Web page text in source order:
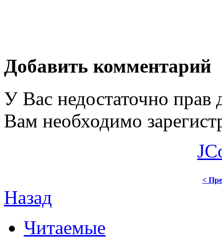
Добавить комментарий
У Вас недостаточно прав
Вам необходимо
<
Назад
Читаемые